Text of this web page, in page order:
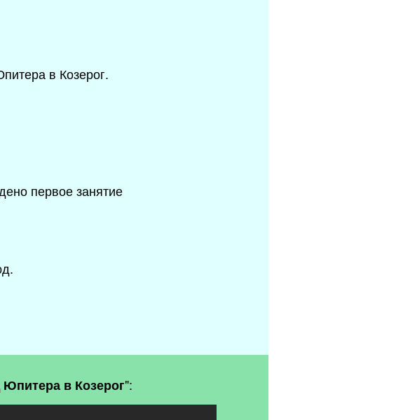
в Козерог.
первое занятие
в Козерог":